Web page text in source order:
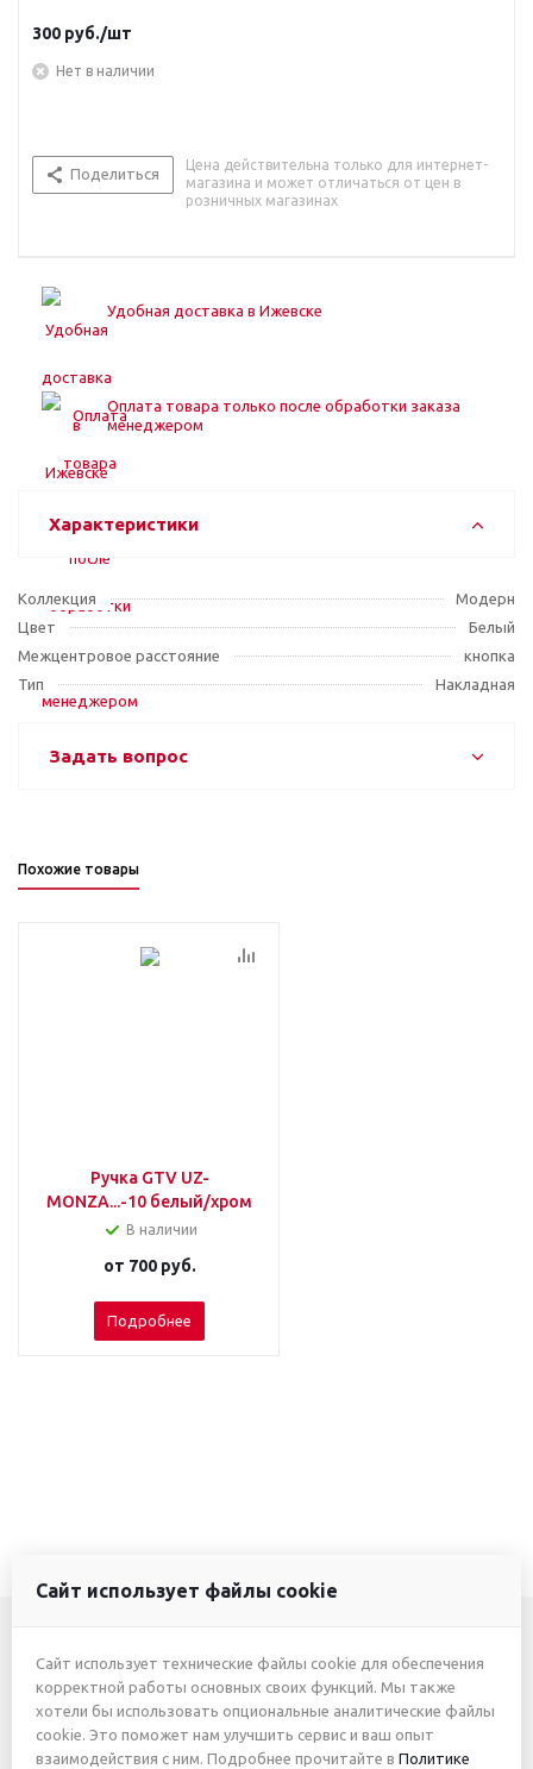
300 руб./шт
Нет в наличии
Поделиться
Цена действительна только для интернет-
магазина и может отличаться от цен в
розничных магазинах
Удобная доставка в Ижевске
Оплата товара только после обработки заказа
менеджером
Характеристики
Коллекция
Модерн
Цвет
Белый
Межцентровое расстояние
кнопка
Тип
Накладная
Задать вопрос
Похожие товары
Ручка GTV UZ-
MONZA...-10 белый/хром
В наличии
от 700 руб.
Подробнее
+7 (3412) 46-7777
+7 (912) 746-00-77
Сайт использует файлы cookie
Сайт использует технические файлы cookie для обеспечения
корректной работы основных своих функций. Мы также
хотели бы использовать опциональные аналитические файлы
cookie. Это поможет нам улучшить сервис и ваш опыт
взаимодействия с ним. Подробнее прочитайте в Политике